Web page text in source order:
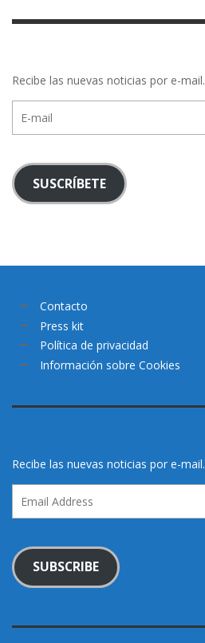
Recibe las nuevas noticias por e-mail.
mail
SUSCRÍBETE
Contacto
Press kit
Política de privacidad
Información sobre Cookies
Recibe las nuevas noticias por e-mail.
Address
SUBSCRIBE